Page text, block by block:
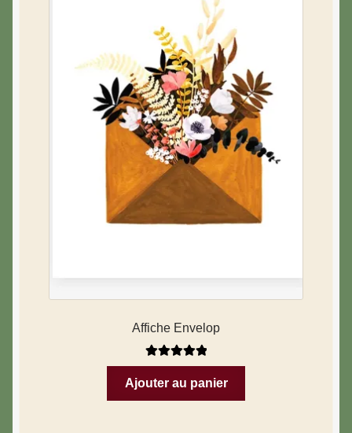
Affiche Envelop
Note5.00sur
5
Ajouter au panier